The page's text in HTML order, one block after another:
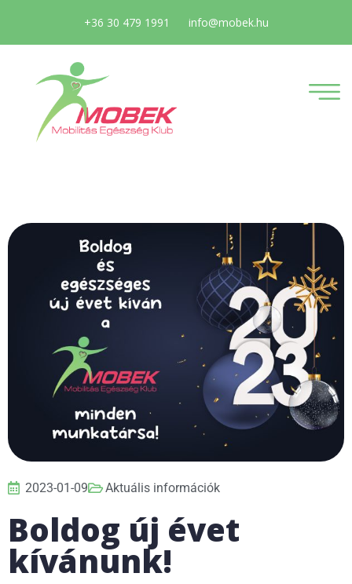
+36 30 479 1991 info@mobek.hu
2023-01-09 Aktuális információk
Boldog új évet
kívánunk!